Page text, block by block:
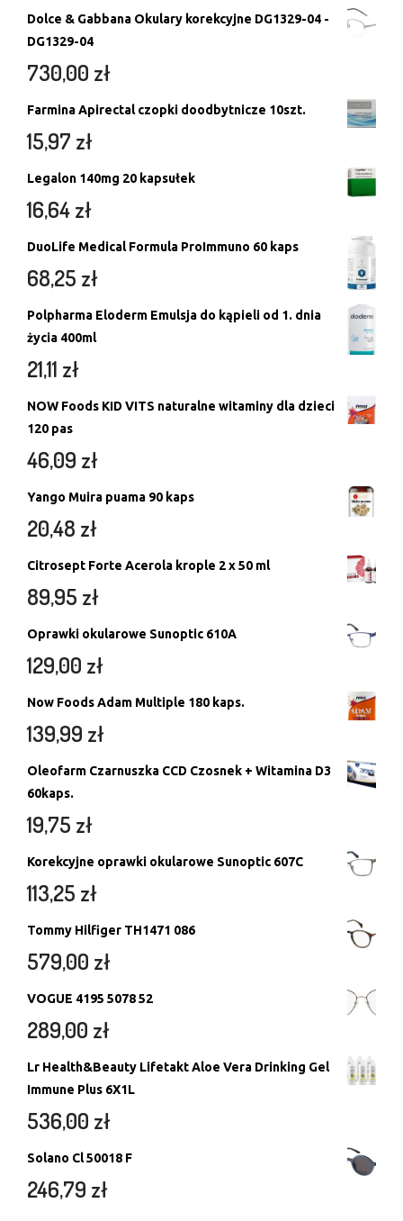
Dolce & Gabbana Okulary korekcyjne DG1329-04 -
DG1329-04
730,00 zł
Farmina Apirectal czopki doodbytnicze 10szt.
15,97 zł
Legalon 140mg 20 kapsułek
16,64zł
DuoLife Medical Formula ProImmuno 60 kaps
68,25 zł
Polpharma Eloderm Emulsja do kąpieli od 1. dnia
życia 400ml
21,11 zł
NOW Foods KID VITS naturalne witaminy dla dzieci
120 pas
46,09 zł
Yango Muira puama 90 kaps
20,48 zł
Citrosept Forte Acerola krople 2 x 50 ml
89,95 zł
Oprawki okularowe Sunoptic 610A
129,00 zł
Now Foods Adam Multiple 180 kaps.
139,99 zł
Oleofarm Czarnuszka CCD Czosnek + Witamina D3
60kaps.
19,75 zł
Korekcyjne oprawki okularowe Sunoptic 607C
113,25 zł
Tommy Hilfiger TH1471 086
579,00 zł
VOGUE 4195 5078 52
289,00 zł
Lr Health&Beauty Lifetakt Aloe Vera Drinking Gel
Immune Plus 6X1L
536,00 zł
Solano Cl 50018 F
246,79 zł